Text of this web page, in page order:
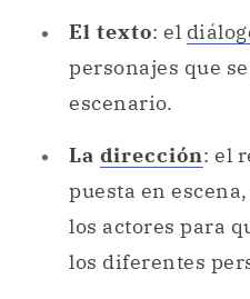
El texto: el
personajes que
escenario.
La dirección: el
puesta en
los actores para
los diferentes